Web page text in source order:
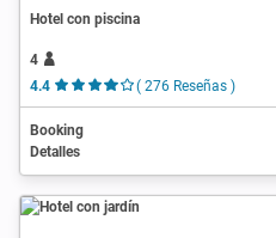
Hotel con piscina
4
4.4
( 276 Reseñas )
Booking
Detalles